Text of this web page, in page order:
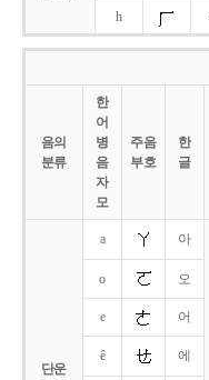
h
음의
분류
한
어
병
음
자
모
주음
부호
한
글
단운
a 아
o 오
e 어
ê 에